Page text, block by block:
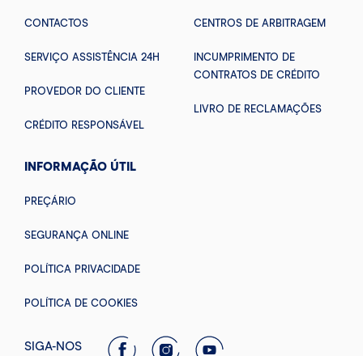
CONTACTOS
SERVIÇO ASSISTÊNCIA 24H
PROVEDOR DO CLIENTE
CRÉDITO RESPONSÁVEL
INFORMAÇÃO ÚTIL
PREÇÁRIO
SEGURANÇA ONLINE
POLÍTICA PRIVACIDADE
POLÍTICA DE COOKIES
CENTROS DE ARBITRAGEM
INCUMPRIMENTO DE
CONTRATOS DE CRÉDITO
LIVRO DE RECLAMAÇÕES
SIGA-NOS